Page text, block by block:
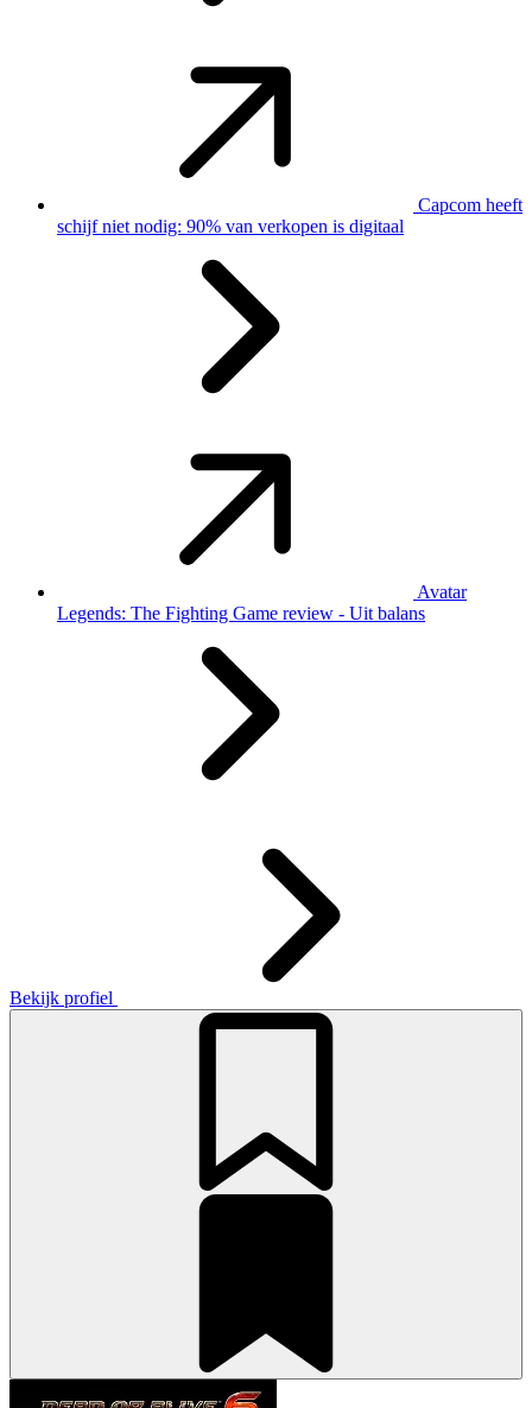
Capcom heeft
schijf niet nodig: 90% van verkopen is digitaal
Avatar
Legends: The Fighting Game review - Uit balans
Bekijk profiel